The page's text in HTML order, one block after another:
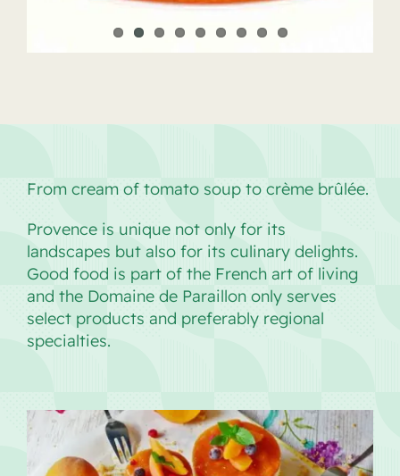
From cream of tomato soup to crème brûlée.
Provence is unique not only for its
landscapes but also for its culinary delights.
Good food is part of the French art of living
and the Domaine de Paraillon only serves
select products and preferably regional
specialties.